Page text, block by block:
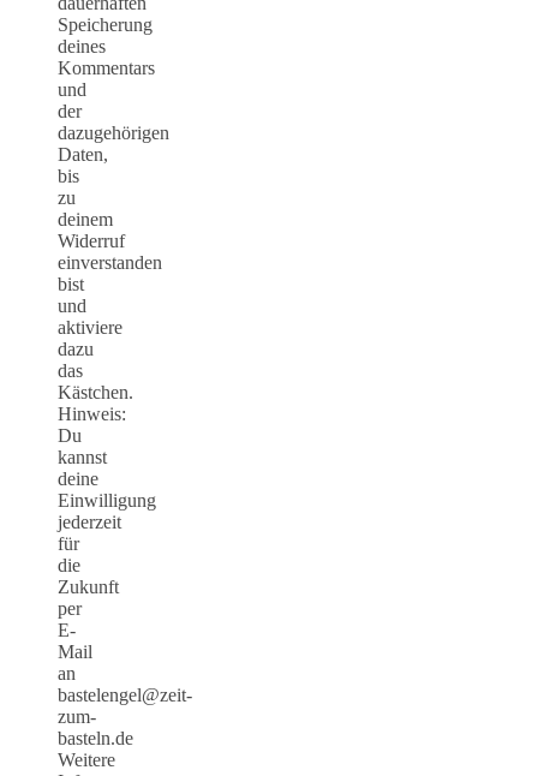
Speicherung
deines
Kommentars
und
der
dazugehörigen
Daten,
bis
zu
deinem
Widerruf
einverstanden
bist
und
aktiviere
dazu
das
Kästchen.
Hinweis:
Du
kannst
deine
Einwilligung
jederzeit
für
die
Zukunft
per
E-
Mail
an
bastelengel@zeit-
zum-
basteln.de
Weitere